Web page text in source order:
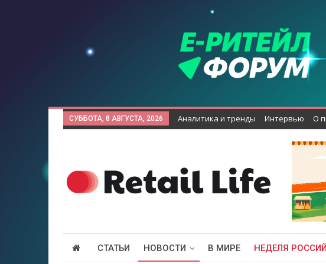
СУББОТА, 8 АВГУСТА, 2026 Аналитика и тренды Интервью О
СТАТЬИ НОВОСТИ В МИРЕ НЕДЕЛЯ